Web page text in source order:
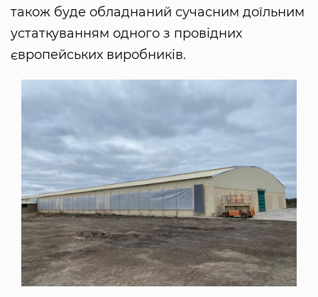
також буде обладнаний сучасним доїльним
устаткуванням одного з провідних
європейських виробників.